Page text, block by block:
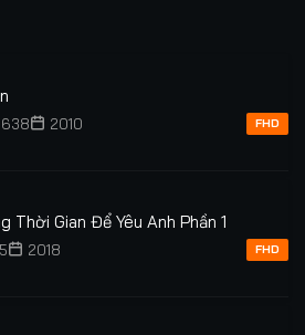
638 2010 FHD
Thời Gian Để Yêu Anh Phần 1
2018 FHD